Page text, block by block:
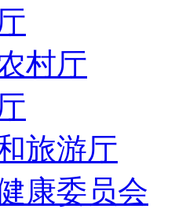
村厅
旅游厅
康委员会